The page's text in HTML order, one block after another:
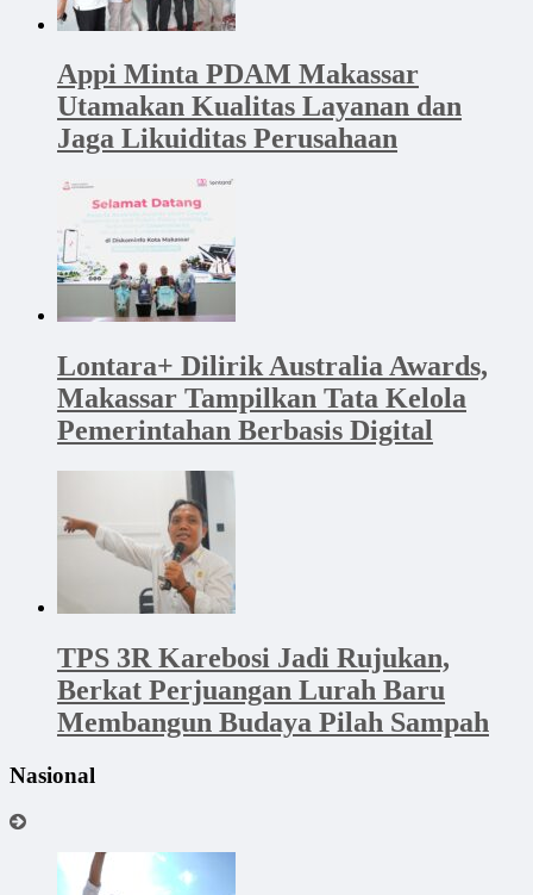
Appi Minta PDAM Makassar
Utamakan Kualitas Layanan dan
Jaga Likuiditas Perusahaan
Lontara+ Dilirik Australia Awards,
Makassar Tampilkan Tata Kelola
Pemerintahan Berbasis Digital
TPS 3R Karebosi Jadi Rujukan,
Berkat Perjuangan Lurah Baru
Membangun Budaya Pilah Sampah
Nasional